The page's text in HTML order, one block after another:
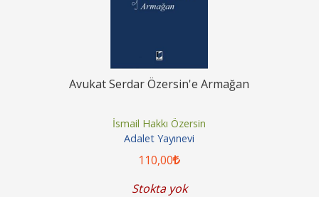
Avukat Serdar Özersin'e Armağan
İsmail Hakkı Özersin
Adalet Yayınevi
110,00
Stokta yok